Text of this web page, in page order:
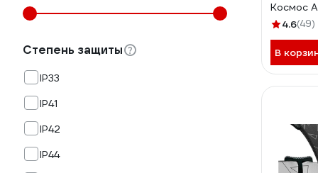
Степень защиты
IP33
IP41
IP42
IP44
Космос
режима,
4.6(49)
В